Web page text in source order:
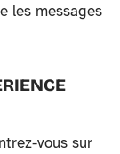
les messages
vous sur